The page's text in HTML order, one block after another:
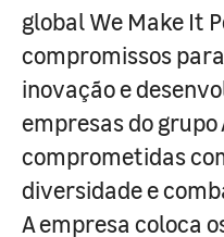
global We Make It
compromissos
inovação e
empresas do grupo
comprometidas
diversidade e
A empresa coloca